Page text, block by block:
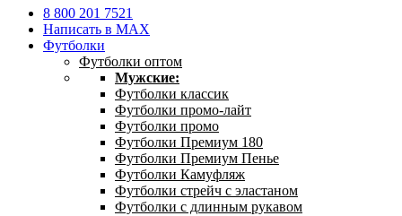
8 800 201 7521
Написать в MAX
Футболки
Футболки оптом
Мужские:
Футболки классик
Футболки промо-лайт
Футболки промо
Футболки Премиум 180
Футболки Премиум Пенье
Футболки Камуфляж
Футболки стрейч с эластаном
Футболки с длинным рукавом